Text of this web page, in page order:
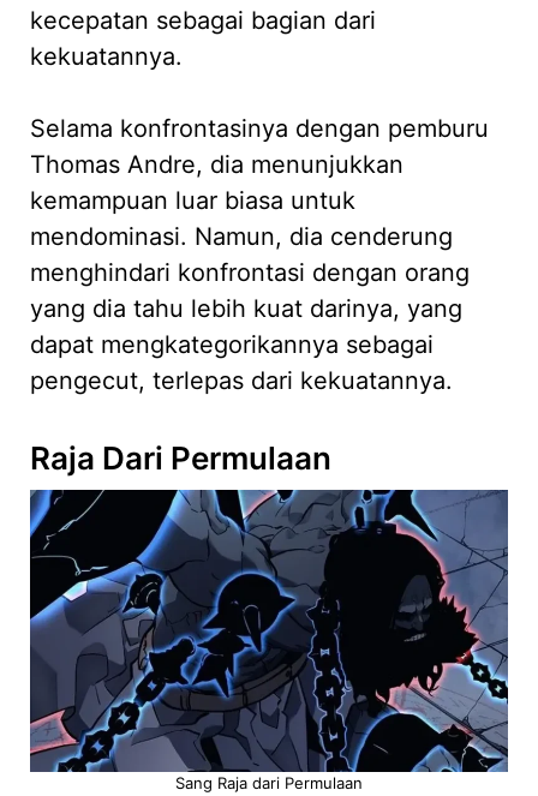
kecepatan sebagai bagian dari
kekuatannya.
Selama konfrontasinya dengan pemburu
Thomas Andre, dia menunjukkan
kemampuan luar biasa untuk
mendominasi. Namun, dia cenderung
menghindari konfrontasi dengan orang
yang dia tahu lebih kuat darinya, yang
dapat mengkategorikannya sebagai
pengecut, terlepas dari kekuatannya.
Raja Dari Permulaan
Sang Raja dari Permulaan